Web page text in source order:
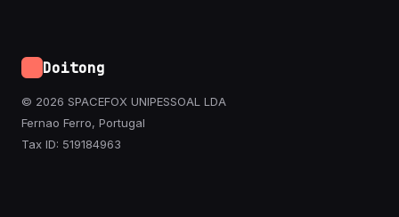
Doitong
© 2026 SPACEFOX UNIPESSOAL LDA
Fernao Ferro, Portugal
Tax ID: 519184963